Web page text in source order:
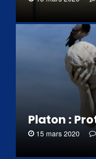
Platon :
15 mars 2020